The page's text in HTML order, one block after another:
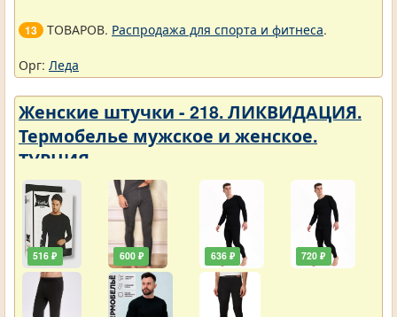
13 ТОВАРОВ. Распродажа для спорта и фитнеса.
Орг: Леда
Женские штучки - 218. ЛИКВИДАЦИЯ.
Термобелье мужское и женское.
ТУРЦИЯ
516 ₽ 600 ₽ 636 ₽ 720 ₽